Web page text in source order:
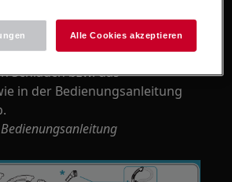
im Schlauch bzw. im Rohr
befindet.
Schlauch bzw. das
in der Bedienungsanleitung
Alle Cookies akzeptieren